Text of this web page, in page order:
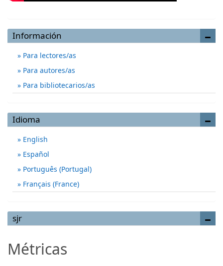
Información
Para lectores/as
Para autores/as
Para bibliotecarios/as
Idioma
English
Español
Português (Portugal)
Français (France)
sjr
Métricas